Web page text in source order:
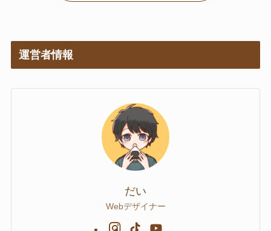
運営者情報
だい
Webデザイナー